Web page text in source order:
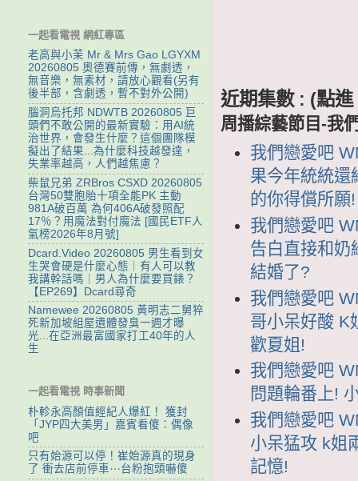
近期集數 : (點
周播綜藝節目-我
我們戀愛吧
果今年統統還
的你得償所願!
我們戀愛吧
告白直接和奶
結婚了?
我們戀愛吧
哥小呆好酸 K
歡夏姐!
我們戀愛吧
問題輪番上!
我們戀愛吧
小呆猛攻 k姐
記憶!
一起看電視 網紅專區
老高與小茉 Mr & Mrs Gao LGYXM
20260805 奧德賽前傳，無劇透，
無音樂，無素材，請放心觀看(另有
後半部，含劇透，暫不對外公開)
腦洞烏托邦 NDWTB 20260805 巨
頭們不敢公開的最新實驗：用AI統
治世界，會發生什麼？這個團隊模
擬出了結果...為什麼科技越發達，
失業率越高，人們越焦慮？
柴鼠兄弟 ZRBros CSXD 20260805
台灣50雙胞胎十項全能PK 主動
981A破百萬 為何406A破發照配
17％？用魔法對付魔法 [國民ETF人
氣榜2026年8月號]
Dcard.Video 20260805 男生看到女
生哭會硬是什麼心態｜有人可以教
我講幹話嗎｜男人為什麼要買錶？
【EP269】Dcard尋奇
Namewee 20260805 黃明志二舅猝
死新加坡組屋遺體發臭一週才曝
光...在亞洲最富國家打工40年的人
生
一起看電視 時事新聞
朴軫永高顏值經紀人爆紅！ 獲封
「JYP四大美男」嘉賓看傻：偶像
吧
只有始源可以停！崔始源真的現身
了 衝去店前停車⋯台粉抱頭嚇傻